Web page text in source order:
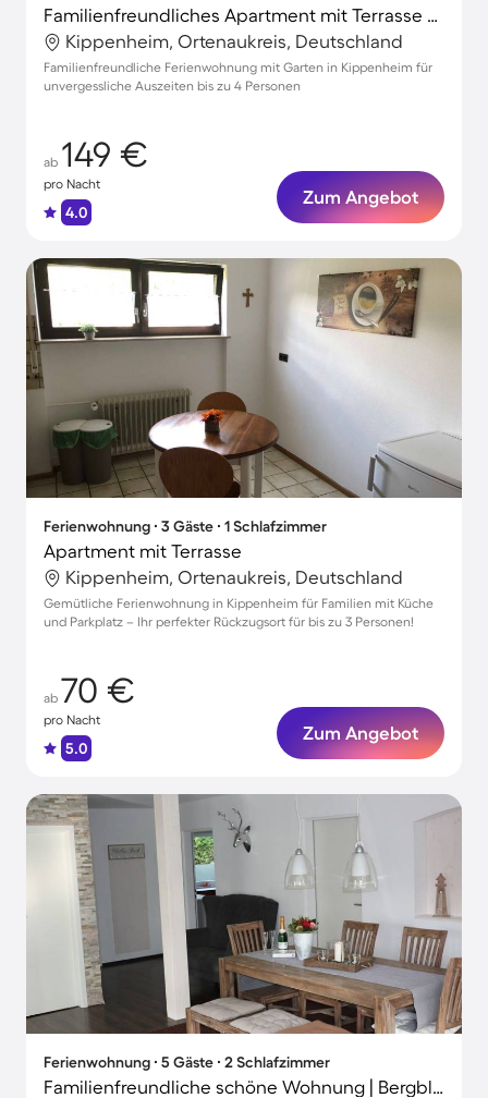
Familienfreundliches Apartment mit Terrasse und Garten
Kippenheim, Ortenaukreis, Deutschland
Familienfreundliche Ferienwohnung mit Garten in Kippenheim für
unvergessliche Auszeiten bis zu 4 Personen
ab 149 €
pro Nacht
4.0
Zum Angebot
Ferienwohnung ∙ 3 Gäste ∙ 1 Schlafzimmer
Apartment mit Terrasse
Kippenheim, Ortenaukreis, Deutschland
Gemütliche Ferienwohnung in Kippenheim für Familien mit Küche
und Parkplatz – Ihr perfekter Rückzugsort für bis zu 3 Personen!
ab 70 €
pro Nacht
5.0
Zum Angebot
Ferienwohnung ∙ 5 Gäste ∙ 2 Schlafzimmer
Familienfreundliche schöne Wohnung | Bergblick